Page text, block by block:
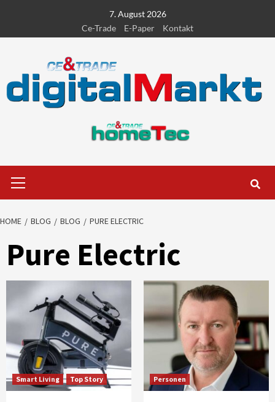
content
7. August 2026
Ce-Trade
E-Paper Kontakt
Menu
HOME BLOG BLOG PURE ELECTRIC
Pure Electric
Smart Living Top Story Personen